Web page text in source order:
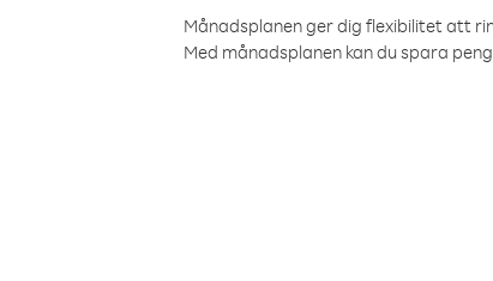
Månadsplanen ger dig flexibilitet att
Med månadsplanen kan du spara